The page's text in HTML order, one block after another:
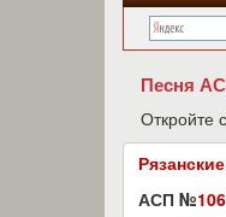
Песня
Откройте
АСП №106